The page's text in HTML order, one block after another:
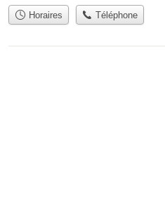
Horaires Téléphone